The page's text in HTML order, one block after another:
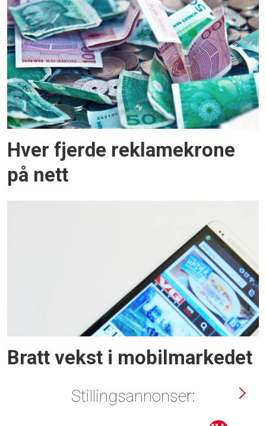
Hver fjerde reklamekrone
på nett
Bratt vekst i mobilmarkedet
Stillingsannonser: